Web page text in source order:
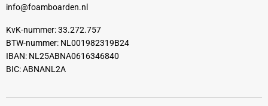
info@foamboarden.nl
KvK-nummer: 33.272.757
BTW-nummer: NL001982319B24
IBAN: NL25ABNA0616346840
BIC: ABNANL2A